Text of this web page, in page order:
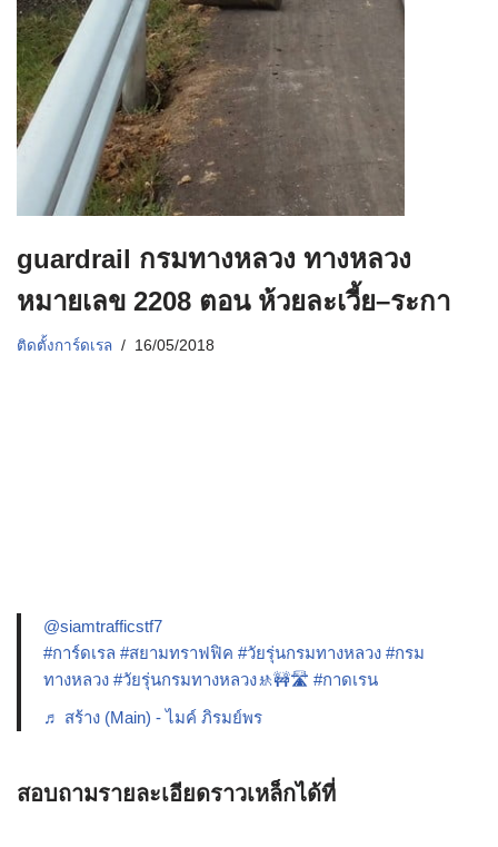
guardrail กรมทางหลวง ทางหลวง
หมายเลข 2208 ตอน ห้วยละเวี้ย–ระกา
ติดตั้งการ์ดเรล 16/05/2018
@siamtrafficstf7
#การ์ดเรล #สยามทราฟฟิค #วัยรุ่นกรมทางหลวง #กรม
ทางหลวง #วัยรุ่นกรมทางหลวง🚸🚧🛣️ #กาดเรน
♬ สร้าง (Main) - ไมค์ ภิรมย์พร
สอบถามรายละเอียดราวเหล็กได้ที่